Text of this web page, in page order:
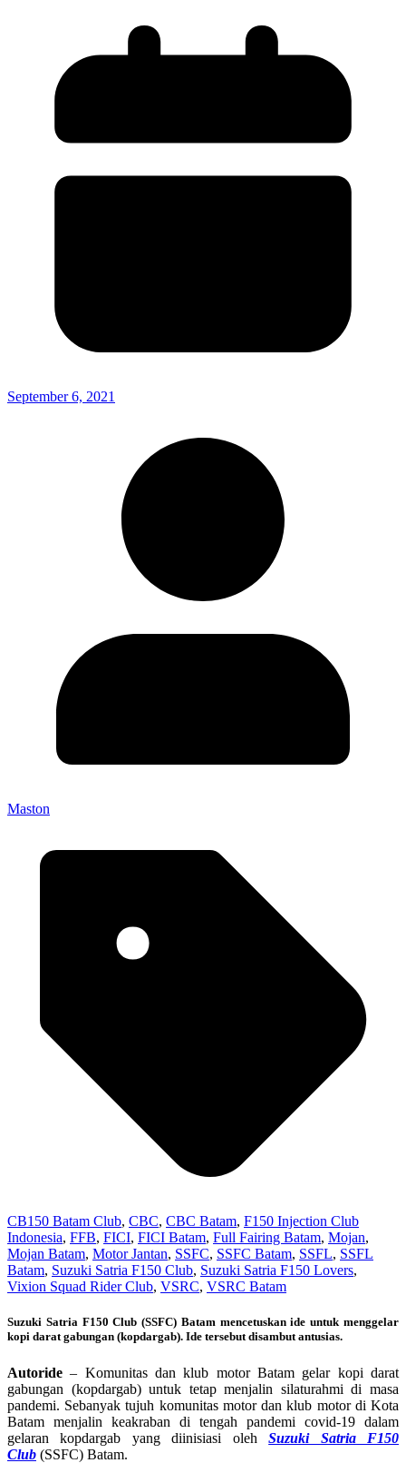
September 6, 2021
Maston
CB150 Batam Club, CBC, CBC Batam, F150 Injection Club
Indonesia, FFB, FICI, FICI Batam, Full Fairing Batam, Mojan,
Mojan Batam, Motor Jantan, SSFC, SSFC Batam, SSFL, SSFL
Batam, Suzuki Satria F150 Club, Suzuki Satria F150 Lovers,
Vixion Squad Rider Club, VSRC, VSRC Batam
Suzuki Satria F150 Club (SSFC) Batam mencetuskan ide untuk menggelar
kopi darat gabungan (kopdargab). Ide tersebut disambut antusias.
Autoride – Komunitas dan klub motor Batam gelar kopi darat
gabungan (kopdargab) untuk tetap menjalin silaturahmi di masa
pandemi. Sebanyak tujuh komunitas motor dan klub motor di Kota
Batam menjalin keakraban di tengah pandemi covid-19 dalam
gelaran kopdargab yang diinisiasi olehSuzuki Satria F150
Club (SSFC) Batam.